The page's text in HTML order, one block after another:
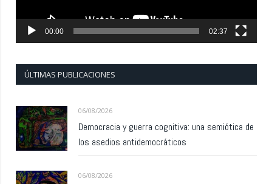
00:00 02:37
ÚLTIMAS PUBLICACIONES
06/08/2026
Democracia y guerra cognitiva: una semiótica de
los asedios antidemocráticos
06/08/2026